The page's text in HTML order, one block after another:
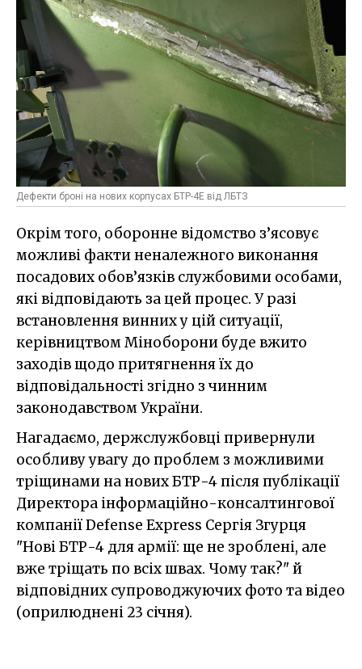
Дефекти броні на нових корпусах БТР-4Е від ЛБТЗ
Окрім того, оборонне відомство з’ясовує
можливі факти неналежного виконання
посадових обов’язків службовими особами,
які відповідають за цей процес. У разі
встановлення винних у цій ситуації,
керівництвом Міноборони буде вжито
заходів щодо притягнення їх до
відповідальності згідно з чинним
законодавством України.
Нагадаємо, держслужбовці привернули
особливу увагу до проблем з можливими
тріщинами на нових БТР-4 після публікації
Директора інформаційно-консалтингової
компанії Defense Express Сергія Згурця
"Нові БТР-4 для армії: ще не зроблені, але
вже тріщать по всіх швах. Чому так?" й
відповідних супроводжуючих фото та відео
(оприлюднені 23 січня).